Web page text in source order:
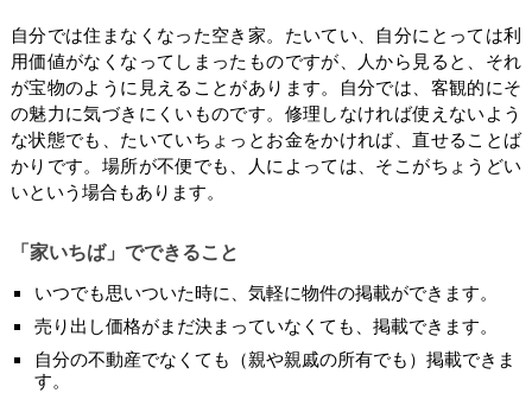
自分では住まなくなった空き家。たいてい、自分にとっては利
用価値がなくなってしまったものですが、人から見ると、それ
が宝物のように見えることがあります。自分では、客観的にそ
の魅力に気づきにくいものです。修理しなければ使えないよう
な状態でも、たいていちょっとお金をかければ、直せることば
かりです。場所が不便でも、人によっては、そこがちょうどい
いという場合もあります。
「家いちば」でできること
いつでも思いついた時に、気軽に物件の掲載ができます。
売り出し価格がまだ決まっていなくても、掲載できます。
自分の不動産でなくても（親や親戚の所有でも）掲載できま
す。